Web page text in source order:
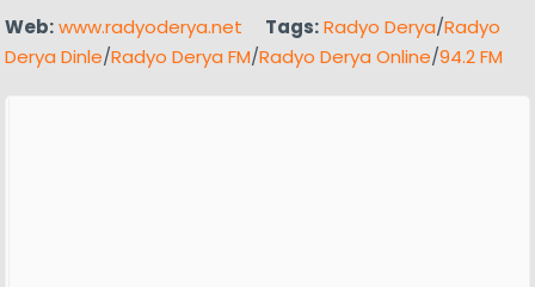
Web:www.radyoderya.net Tags:Radyo Derya/Radyo
Derya Dinle/Radyo Derya FM/Radyo Derya Online/94.2 FM